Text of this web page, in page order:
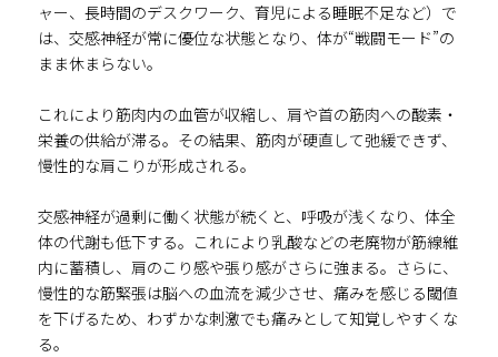
ャー、長時間のデスクワーク、育児による睡眠不足など）で
は、交感神経が常に優位な状態となり、体が“戦闘モード”の
まま休まらない。
これにより筋肉内の血管が収縮し、肩や首の筋肉への酸素・
栄養の供給が滞る。その結果、筋肉が硬直して弛緩できず、
慢性的な肩こりが形成される。
交感神経が過剰に働く状態が続くと、呼吸が浅くなり、体全
体の代謝も低下する。これにより乳酸などの老廃物が筋線維
内に蓄積し、肩のこり感や張り感がさらに強まる。さらに、
慢性的な筋緊張は脳への血流を減少させ、痛みを感じる閾値
を下げるため、わずかな刺激でも痛みとして知覚しやすくな
る。